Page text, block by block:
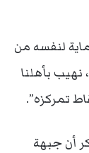
لنفسه من
نهيب بأهلنا
تمركزه”.
أن جبهة